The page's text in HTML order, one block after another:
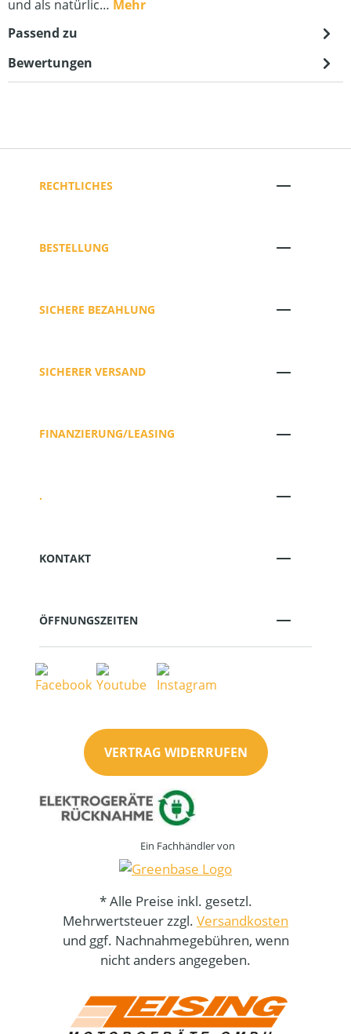
und als natürlic… Mehr
Passend zu
Bewertungen
RECHTLICHES
BESTELLUNG
SICHERE BEZAHLUNG
SICHERER VERSAND
FINANZIERUNG/LEASING
.
KONTAKT
ÖFFNUNGSZEITEN
VERTRAG WIDERRUFEN
Ein Fachhändler von
* Alle Preise inkl. gesetzl.
Mehrwertsteuer zzgl. Versandkosten
und ggf. Nachnahmegebühren, wenn
nicht anders angegeben.